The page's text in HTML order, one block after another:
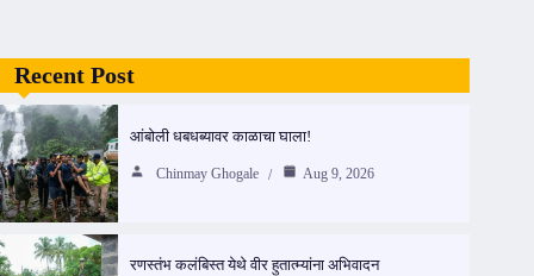
Recent Post
आंबोली धबधब्यावर काळाचा घाला!
Chinmay Ghogale Aug 9, 2026
रणस्तंभ कलंबिस्त येथे वीर हुतात्म्यांना अभिवादन